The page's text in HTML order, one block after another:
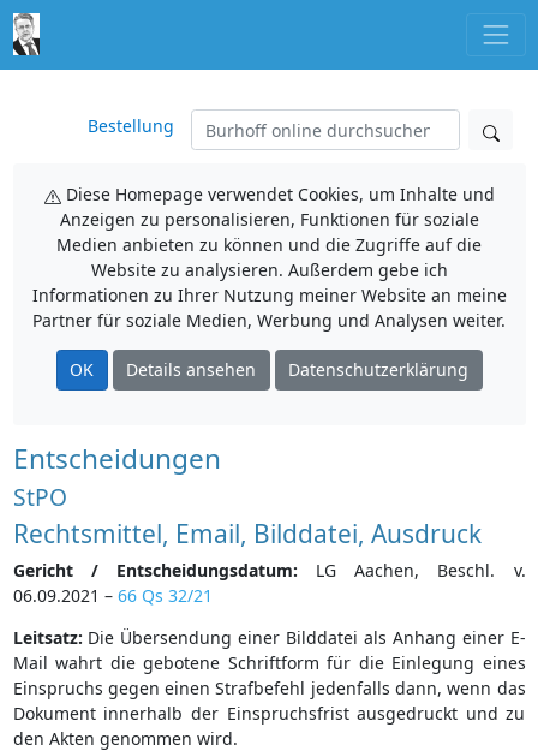
Bestellung
Diese Homepage verwendet Cookies, um Inhalte und
Anzeigen zu personalisieren, Funktionen für soziale
Medien anbieten zu können und die Zugriffe auf die
Website zu analysieren. Außerdem gebe ich
Informationen zu Ihrer Nutzung meiner Website an meine
Partner für soziale Medien, Werbung und Analysen weiter.
OK Details ansehen Datenschutzerklärung
Entscheidungen
StPO
Rechtsmittel, Email, Bilddatei, Ausdruck
Gericht / Entscheidungsdatum: LG Aachen, Beschl. v.
06.09.2021 – 66 Qs 32/21
Leitsatz: Die Übersendung einer Bilddatei als Anhang einer E-
Mail wahrt die gebotene Schriftform für die Einlegung eines
Einspruchs gegen einen Strafbefehl jedenfalls dann, wenn das
Dokument innerhalb der Einspruchsfrist ausgedruckt und zu
den Akten genommen wird.